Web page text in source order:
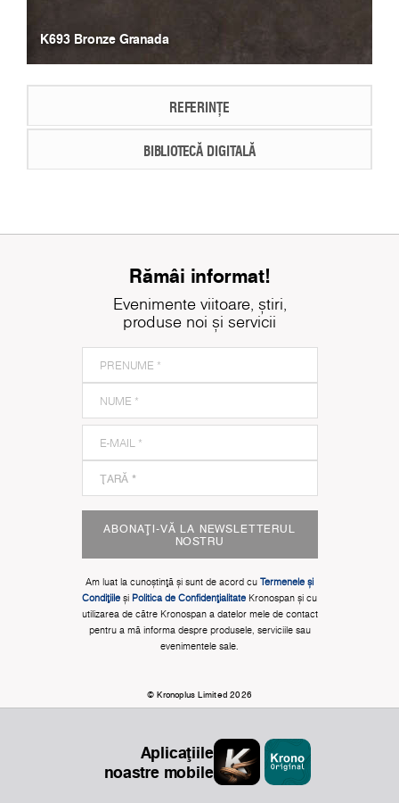
K693 Bronze Granada
REFERINȚE
BIBLIOTECĂ DIGITALĂ
Rămâi informat!
Evenimente viitoare, știri,
produse noi și servicii
ABONAȚI-VĂ LA NEWSLETTERUL
NOSTRU
Am luat la cunoștinţă și sunt de acord cu Termenele și
Condițiile și Politica de Confidențialitate Kronospan și cu
utilizarea de către Kronospan a datelor mele de contact
pentru a mă informa despre produsele, serviciile sau
evenimentele sale.
© Kronoplus Limited 2026
Aplicațiile
noastre mobile